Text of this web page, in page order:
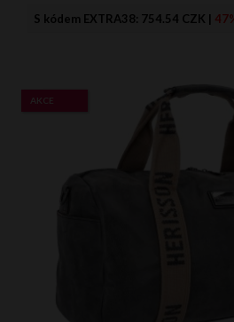
S kódem EXTRA38: 754.54 CZK |
AKCE